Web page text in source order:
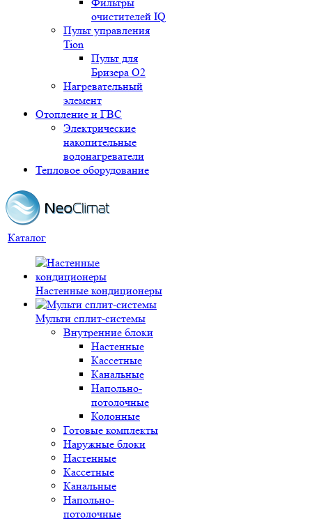
очистителей IQ
Пульт управления
Tion
Пульт для
Бризера O2
Нагревательный
элемент
Отопление и ГВС
Электрические
накопительные
водонагреватели
Тепловое оборудование
Каталог
Настенные кондиционеры
Мульти сплит-системы
Внутренние блоки
Настенные
Кассетные
Канальные
Напольно-
потолочные
Колонные
Готовые комплекты
Наружные блоки
Настенные
Кассетные
Канальные
Напольно-
потолочные